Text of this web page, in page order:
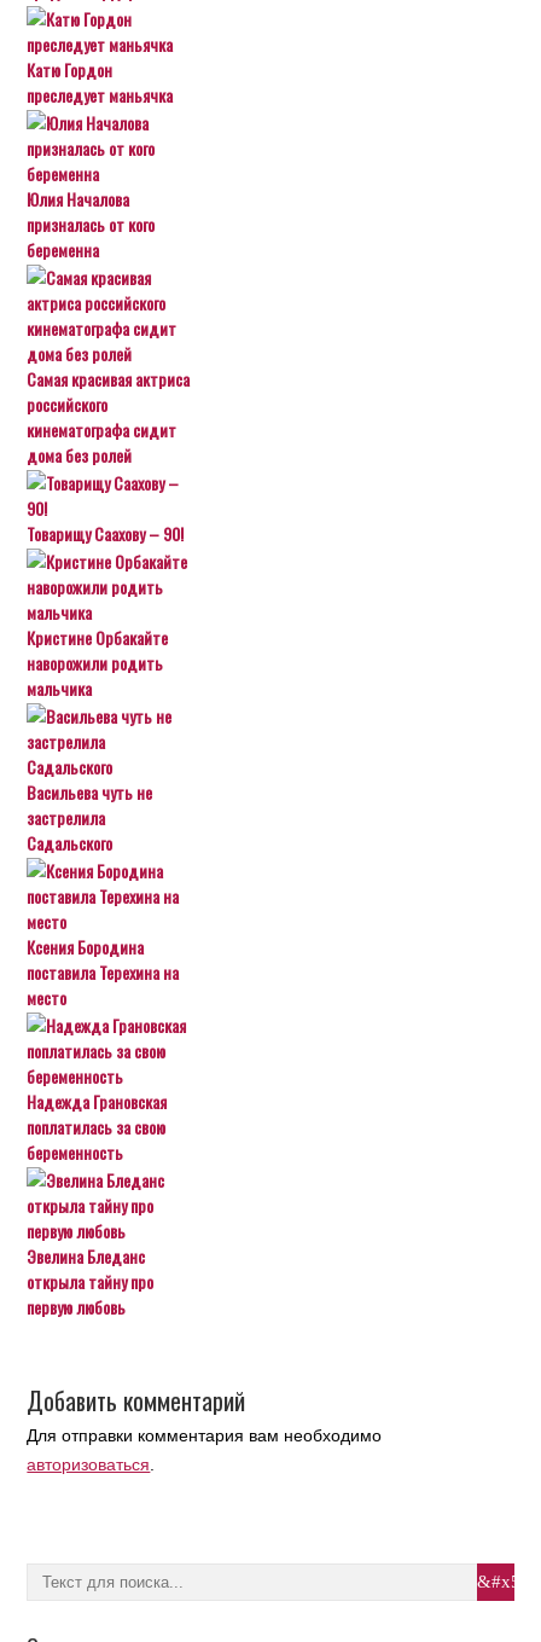
Катю Гордон
преследует маньячка
Юлия Началова
призналась от кого
беременна
Самая красивая актриса
российского
кинематографа сидит
дома без ролей
Товарищу Саахову – 90!
Кристине Орбакайте
наворожили родить
мальчика
Васильева чуть не
застрелила
Садальского
Ксения Бородина
поставила Терехина на
место
Надежда Грановская
поплатилась за свою
беременность
Эвелина Бледанс
открыла тайну про
первую любовь
Добавить комментарий
Для отправки комментария вам необходимо
авторизоваться